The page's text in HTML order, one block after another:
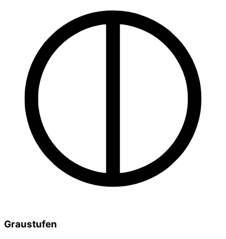
Graustufen